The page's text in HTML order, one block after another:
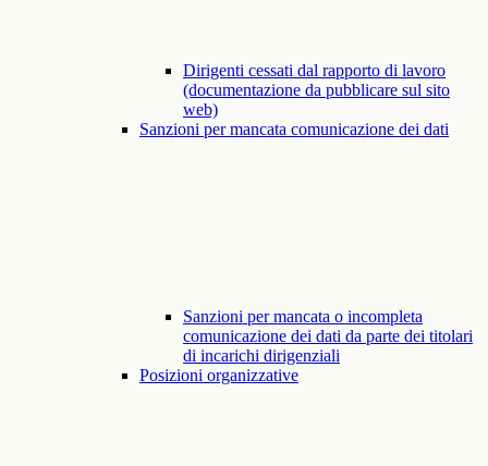
Dirigenti cessati dal rapporto di lavoro
(documentazione da pubblicare sul sito
web)
Sanzioni per mancata comunicazione dei dati
Sanzioni per mancata o incompleta
comunicazione dei dati da parte dei titolari
di incarichi dirigenziali
Posizioni organizzative